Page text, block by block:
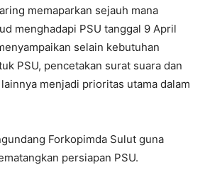
memaparkan sejauh mana
menghadapi PSU tanggal 9 April
selain kebutuhan
PSU, pencetakan surat suara dan
menjadi prioritas utama dalam
Forkopimda Sulut guna
persiapan PSU.